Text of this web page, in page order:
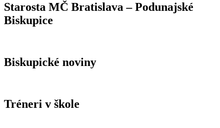
Starosta MČ Bratislava – Podunajské
Biskupice
Biskupické noviny
Tréneri v škole